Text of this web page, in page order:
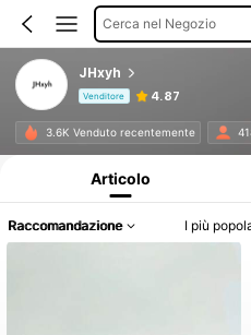
Cerca nel Negozio
JHxyh
Venditore 4.87
3.6K Venduto recentemente
Articolo
Raccomandazione I più